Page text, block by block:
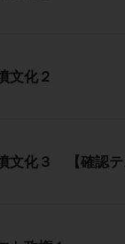
文化２
文化３ 【確認テ